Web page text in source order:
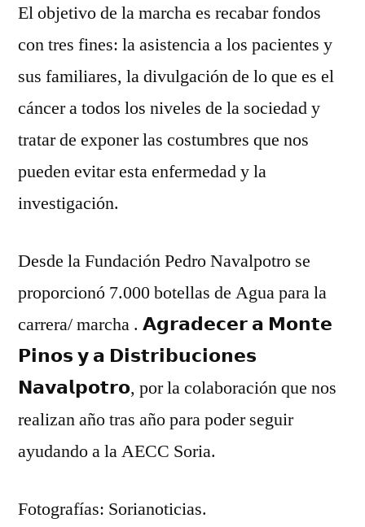
El objetivo de la marcha es recabar fondos
con tres fines: la asistencia a los pacientes y
sus familiares, la divulgación de lo que es el
cáncer a todos los niveles de la sociedad y
tratar de exponer las costumbres que nos
pueden evitar esta enfermedad y la
investigación.
Desde la Fundación Pedro Navalpotro se
proporcionó 7.000 botellas de Agua para la
carrera/ marcha . 𝗔𝗴𝗿𝗮𝗱𝗲𝗰𝗲𝗿 𝗮 𝗠𝗼𝗻𝘁𝗲
𝗣𝗶𝗻𝗼𝘀 𝘆 𝗮 𝗗𝗶𝘀𝘁𝗿𝗶𝗯𝘂𝗰𝗶𝗼𝗻𝗲𝘀
𝗡𝗮𝘃𝗮𝗹𝗽𝗼𝘁𝗿𝗼, por la colaboración que nos
realizan año tras año para poder seguir
ayudando a la AECC Soria.
Fotografías: Sorianoticias.